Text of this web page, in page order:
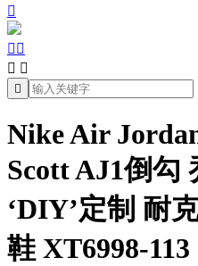

 
 

Nike Air
Scott AJ1倒勾
‘DIY’定制 耐
鞋 XT6998-113